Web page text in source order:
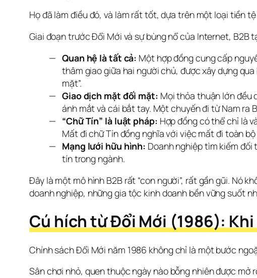
Họ đã làm điều đó, và làm rất tốt, dựa trên một loại tiền
Giai đoạn trước Đổi Mới và sự bùng nổ của Internet,
Quan hệ là tất cả: Một hợp đồng cung cấp
thâm giao giữa hai người chủ, được xây dựng
mặt”.
Giao dịch mặt đối mặt: Mọi thỏa thuận lớn đều
ánh mắt và cái bắt tay. Một chuyến đi từ Nam ra
“Chữ Tín” là luật pháp: Hợp đồng có thể chỉ là
Mất đi chữ Tín đồng nghĩa với việc mất đi toàn
Mạng lưới hữu hình: Doanh nghiệp tìm kiếm
tín trong ngành.
Đây là một mô hình B2B rất “con người”, rất gần gũi. Nó
doanh nghiệp, những gia tộc kinh doanh bền vững suốt
Cú hích từ Đổi Mới (1986):
Chính sách Đổi Mới năm 1986 không chỉ là một bước
Sân chơi nhỏ, quen thuộc ngày nào bỗng nhiên được